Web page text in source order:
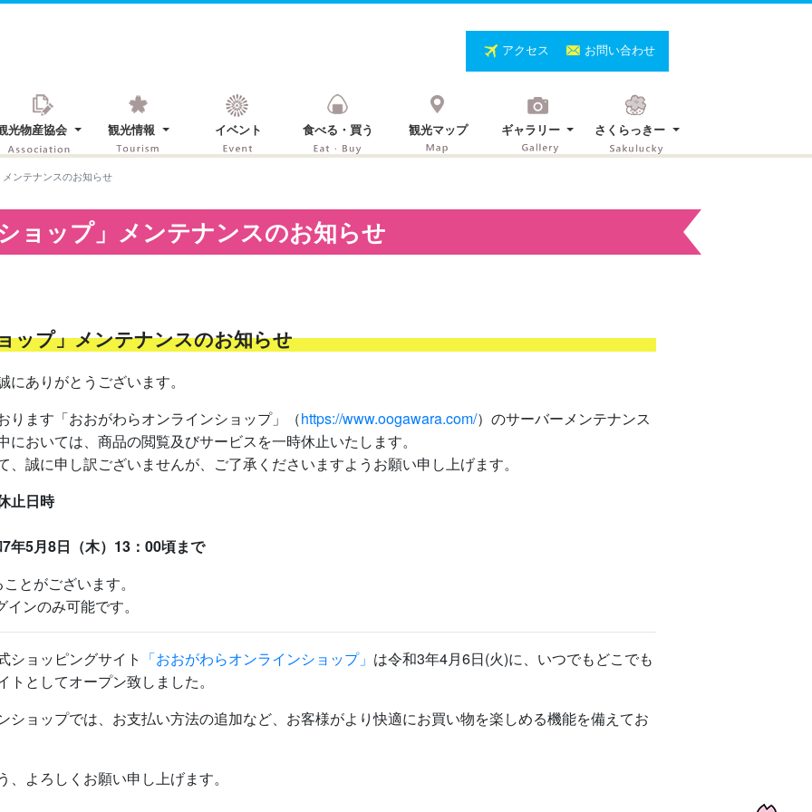
光物産協会 観光情報 イベント 食べる・買う 観光マップ ギャラリー さくらっきー
アクセス お問い合わせ
ンテナンスのお知らせ
ョップ」メンテナンスのお知らせ
ップ」メンテナンスのお知らせ
ありがとうございます。
ります「おおがわらオンラインショップ」（https://www.oogawara.com/）のサーバーメンテナンス
おいては、商品の閲覧及びサービスを一時休止いたします。
誠に申し訳ございませんが、ご了承くださいますようお願い申し上げます。
止日時
5月8日（木）13：00頃まで
とがございます。
ンのみ可能です。
ショッピングサイト 「おおがわらオンラインショップ」 は令和3年4月6日(火)に、いつでもどこでも
としてオープン致しました。
ショップでは、お支払い方法の追加など、お客様がより快適にお買い物を楽しめる機能を備えてお
よろしくお願い申し上げます。